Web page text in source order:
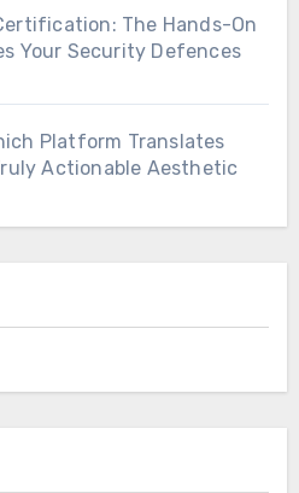
The Hands-On
Your Security Defences
Platform Translates
Actionable Aesthetic